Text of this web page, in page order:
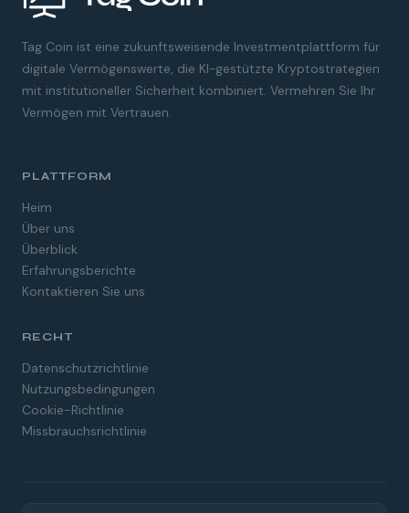
Tag Coin ist eine zukunftsweisende Investmentplattform für
digitale Vermögenswerte, die KI-gestützte Kryptostrategien
mit institutioneller Sicherheit kombiniert. Vermehren Sie Ihr
Vermögen mit Vertrauen.
PLATTFORM
Heim
Über uns
Überblick
Erfahrungsberichte
Kontaktieren Sie uns
RECHT
Datenschutzrichtlinie
Nutzungsbedingungen
Cookie-Richtlinie
Missbrauchsrichtlinie
Dutch
Spanish